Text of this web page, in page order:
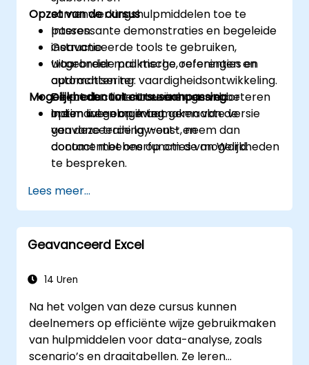
samenwerkingshulpmiddelen toe te
passen.
Geavanceerde tools te gebruiken,
waaronder mail merge, referenties en
automatisering.
De productiviteit te verhogen door
optimaal gebruik te maken van de
geavanceerde lay-out- en
documentbeheerfuncties van Word.
Opzet van de cursus
Interessante demonstraties en begeleide
instructie.
Uitgebreide praktische oefeningen en
opdrachten ter vaardigheidsontwikkeling.
Direct documentcreëren en verbeteren
in een live-omgeving.
Mogelijkheden tot cursusaanpassing
Indien u een op maat gemaakte versie
van deze training wenst, neem dan
contact met ons op om de mogelijkheden
te bespreken.
Lees meer...
Geavanceerd Excel
14 Uren
Na het volgen van deze cursus kunnen
deelnemers op efficiënte wijze gebruikmaken
van hulpmiddelen voor data-analyse, zoals
scenario’s en draaitabellen. Ze leren